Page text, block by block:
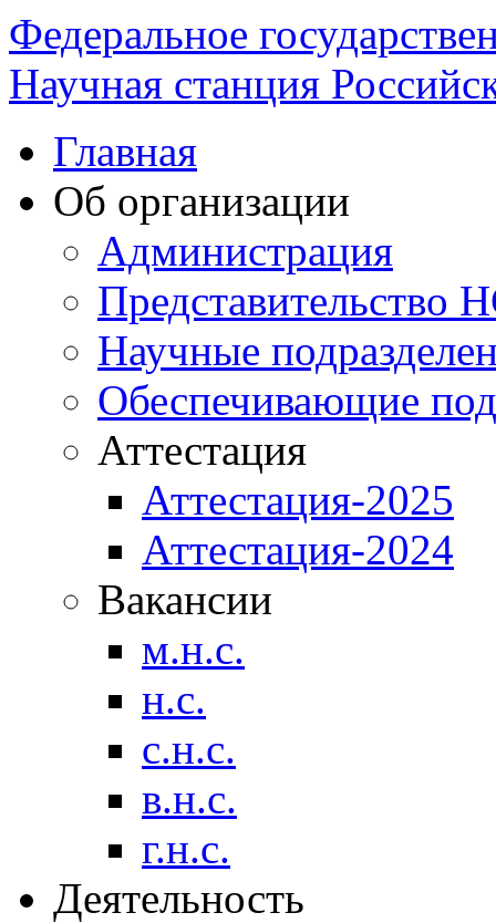
Федеральное
Научная станция
Главная
Об организации
Администрация
Научные
Обеспечивающие
Аттестация
Аттестация-2025
Аттестация-2024
Вакансии
м.н.с.
н.с.
с.н.с.
в.н.с.
г.н.с.
Деятельность